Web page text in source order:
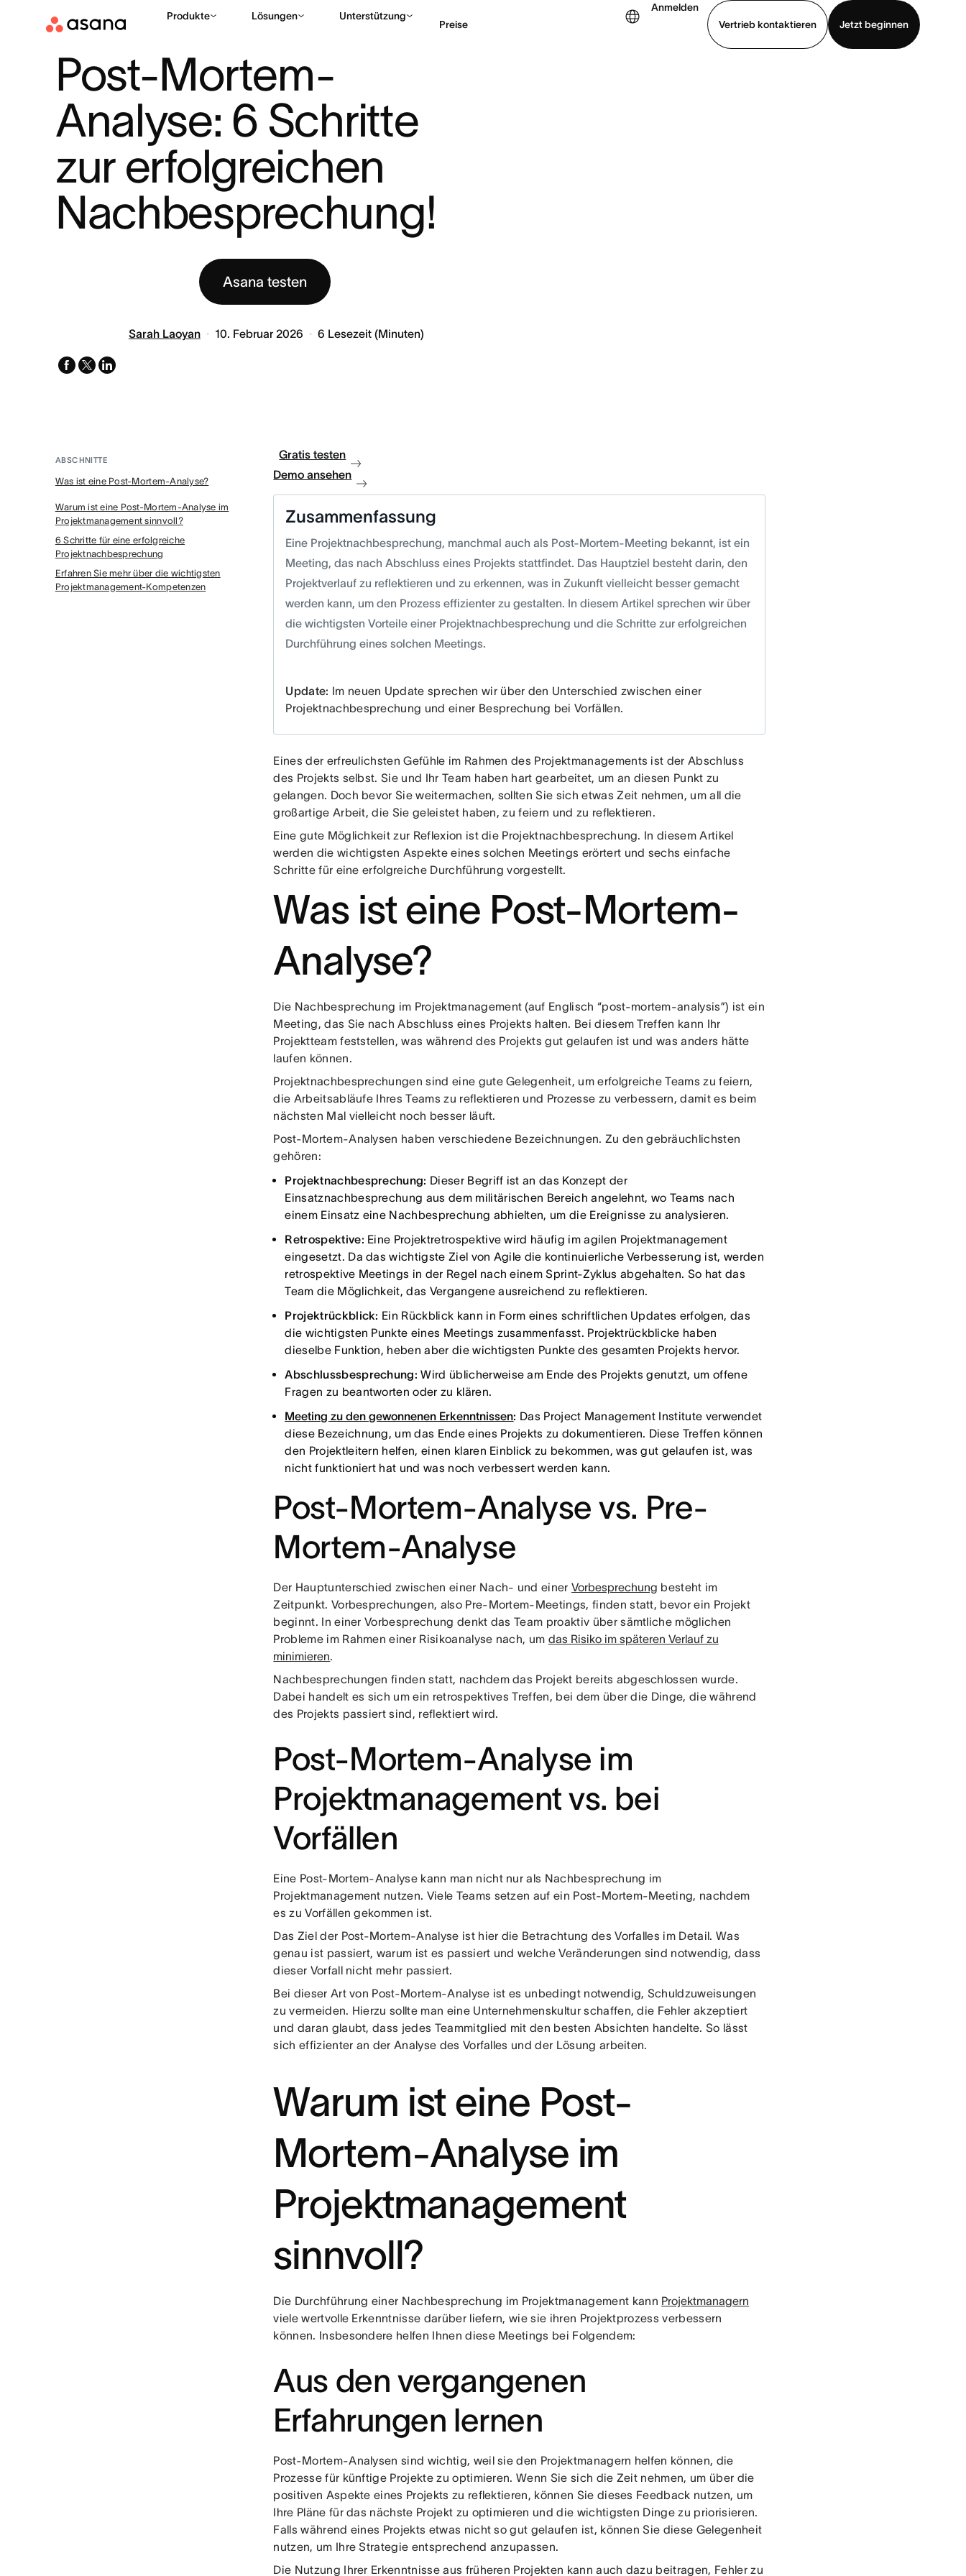
Produkte Lösungen Unterstützung
Preise
Anmelden
Vertrieb kontaktieren
Jetzt beginnen
Post-Mortem-
Analyse: 6 Schritte
zur erfolgreichen
Nachbesprechung!
Asana testen
Sarah Laoyan 10. Februar 2026 6 Lesezeit (Minuten)
facebook
x-
linkedin
ABSCHNITTE
Was ist eine Post-Mortem-Analyse?
Warum ist eine Post-Mortem-Analyse im
Projektmanagement sinnvoll?
6 Schritte für eine erfolgreiche
Projektnachbesprechung
Erfahren Sie mehr über die wichtigsten
Projektmanagement-Kompetenzen
Gratis testen
Demo ansehen
Zusammenfassung
Eine Projektnachbesprechung, manchmal auch als Post-Mortem-Meeting bekannt, ist ein
Meeting, das nach Abschluss eines Projekts stattfindet. Das Hauptziel besteht darin, den
Projektverlauf zu reflektieren und zu erkennen, was in Zukunft vielleicht besser gemacht
werden kann, um den Prozess effizienter zu gestalten. In diesem Artikel sprechen wir über
die wichtigsten Vorteile einer Projektnachbesprechung und die Schritte zur erfolgreichen
Durchführung eines solchen Meetings.
Update: Im neuen Update sprechen wir über den Unterschied zwischen einer
Projektnachbesprechung und einer Besprechung bei Vorfällen.
Eines der erfreulichsten Gefühle im Rahmen des Projektmanagements ist der Abschluss
des Projekts selbst. Sie und Ihr Team haben hart gearbeitet, um an diesen Punkt zu
gelangen. Doch bevor Sie weitermachen, sollten Sie sich etwas Zeit nehmen, um all die
großartige Arbeit, die Sie geleistet haben, zu feiern und zu reflektieren.
Eine gute Möglichkeit zur Reflexion ist die Projektnachbesprechung. In diesem Artikel
werden die wichtigsten Aspekte eines solchen Meetings erörtert und sechs einfache
Schritte für eine erfolgreiche Durchführung vorgestellt.
Was ist eine Post-Mortem-
Analyse?
Die Nachbesprechung im Projektmanagement (auf Englisch “post-mortem-analysis”) ist ein
Meeting, das Sie nach Abschluss eines Projekts halten. Bei diesem Treffen kann Ihr
Projektteam feststellen, was während des Projekts gut gelaufen ist und was anders hätte
laufen können.
Projektnachbesprechungen sind eine gute Gelegenheit, um erfolgreiche Teams zu feiern,
die Arbeitsabläufe Ihres Teams zu reflektieren und Prozesse zu verbessern, damit es beim
nächsten Mal vielleicht noch besser läuft.
Post-Mortem-Analysen haben verschiedene Bezeichnungen. Zu den gebräuchlichsten
gehören:
Projektnachbesprechung: Dieser Begriff ist an das Konzept der
Einsatznachbesprechung aus dem militärischen Bereich angelehnt, wo Teams nach
einem Einsatz eine Nachbesprechung abhielten, um die Ereignisse zu analysieren.
Retrospektive: Eine Projektretrospektive wird häufig im agilen Projektmanagement
eingesetzt. Da das wichtigste Ziel von Agile die kontinuierliche Verbesserung ist, werden
retrospektive Meetings in der Regel nach einem Sprint-Zyklus abgehalten. So hat das
Team die Möglichkeit, das Vergangene ausreichend zu reflektieren.
Projektrückblick: Ein Rückblick kann in Form eines schriftlichen Updates erfolgen, das
die wichtigsten Punkte eines Meetings zusammenfasst. Projektrückblicke haben
dieselbe Funktion, heben aber die wichtigsten Punkte des gesamten Projekts hervor.
Abschlussbesprechung: Wird üblicherweise am Ende des Projekts genutzt, um offene
Fragen zu beantworten oder zu klären.
Meeting zu den gewonnenen Erkenntnissen: Das Project Management Institute verwendet
diese Bezeichnung, um das Ende eines Projekts zu dokumentieren. Diese Treffen können
den Projektleitern helfen, einen klaren Einblick zu bekommen, was gut gelaufen ist, was
nicht funktioniert hat und was noch verbessert werden kann.
Post-Mortem-Analyse vs. Pre-
Mortem-Analyse
Der Hauptunterschied zwischen einer Nach- und einer Vorbesprechung besteht im
Zeitpunkt. Vorbesprechungen, also Pre-Mortem-Meetings, finden statt, bevor ein Projekt
beginnt. In einer Vorbesprechung denkt das Team proaktiv über sämtliche möglichen
Probleme im Rahmen einer Risikoanalyse nach, um das Risiko im späteren Verlauf zu
minimieren.
Nachbesprechungen finden statt, nachdem das Projekt bereits abgeschlossen wurde.
Dabei handelt es sich um ein retrospektives Treffen, bei dem über die Dinge, die während
des Projekts passiert sind, reflektiert wird.
Post-Mortem-Analyse im
Projektmanagement vs. bei
Vorfällen
Eine Post-Mortem-Analyse kann man nicht nur als Nachbesprechung im
Projektmanagement nutzen. Viele Teams setzen auf ein Post-Mortem-Meeting, nachdem
es zu Vorfällen gekommen ist.
Das Ziel der Post-Mortem-Analyse ist hier die Betrachtung des Vorfalles im Detail. Was
genau ist passiert, warum ist es passiert und welche Veränderungen sind notwendig, dass
dieser Vorfall nicht mehr passiert.
Bei dieser Art von Post-Mortem-Analyse ist es unbedingt notwendig, Schuldzuweisungen
zu vermeiden. Hierzu sollte man eine Unternehmenskultur schaffen, die Fehler akzeptiert
und daran glaubt, dass jedes Teammitglied mit den besten Absichten handelte. So lässt
sich effizienter an der Analyse des Vorfalles und der Lösung arbeiten.
Warum ist eine Post-
Mortem-Analyse im
Projektmanagement
sinnvoll?
Die Durchführung einer Nachbesprechung im Projektmanagement kann Projektmanagern
viele wertvolle Erkenntnisse darüber liefern, wie sie ihren Projektprozess verbessern
können. Insbesondere helfen Ihnen diese Meetings bei Folgendem:
Aus den vergangenen
Erfahrungen lernen
Post-Mortem-Analysen sind wichtig, weil sie den Projektmanagern helfen können, die
Prozesse für künftige Projekte zu optimieren. Wenn Sie sich die Zeit nehmen, um über die
positiven Aspekte eines Projekts zu reflektieren, können Sie dieses Feedback nutzen, um
Ihre Pläne für das nächste Projekt zu optimieren und die wichtigsten Dinge zu priorisieren.
Falls während eines Projekts etwas nicht so gut gelaufen ist, können Sie diese Gelegenheit
nutzen, um Ihre Strategie entsprechend anzupassen.
Die Nutzung Ihrer Erkenntnisse aus früheren Projekten kann auch dazu beitragen, Fehler zu